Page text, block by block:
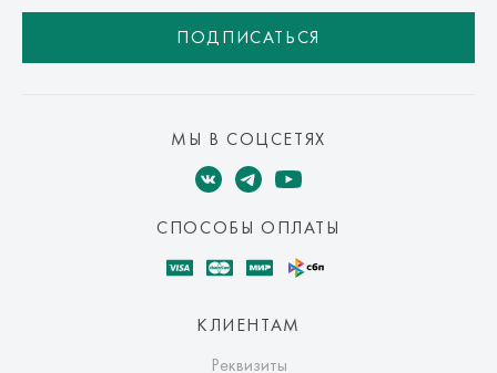
ПОДПИСАТЬСЯ
МЫ В СОЦСЕТЯХ
СПОСОБЫ ОПЛАТЫ
КЛИЕНТАМ
Реквизиты